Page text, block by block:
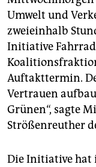
epaper login
Umwelt und
zweieinhalb
Initiative
Auftakttermin.
Vertrauen
Grünen“, sagte
Strößenreuther
Die Initiative hat